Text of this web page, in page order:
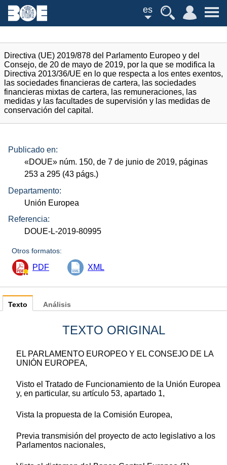
es
Directiva (UE) 2019/878 del Parlamento Europeo y del
Consejo, de 20 de mayo de 2019, por la que se modifica la
Directiva 2013/36/UE en lo que respecta a los entes exentos,
las sociedades financieras de cartera, las sociedades
financieras mixtas de cartera, las remuneraciones, las
medidas y las facultades de supervisión y las medidas de
conservación del capital.
Publicado en:
«DOUE» núm. 150, de 7 de junio de 2019, páginas
253 a 295 (43 págs.)
Departamento:
Unión Europea
Referencia:
DOUE-L-2019-80995
Otros formatos:
PDF XML
Texto
TEXTO ORIGINAL
EL PARLAMENTO EUROPEO Y EL CONSEJO DE LA
UNIÓN EUROPEA,
Visto el Tratado de Funcionamiento de la Unión Europea
y, en particular, su artículo 53, apartado 1,
Vista la propuesta de la Comisión Europea,
Previa transmisión del proyecto de acto legislativo a los
Parlamentos nacionales,
Análisis